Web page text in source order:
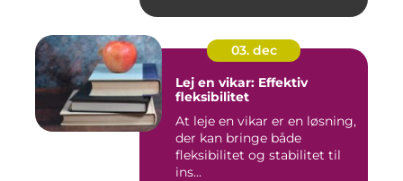
03. dec
Lej en vikar: Effektiv
fleksibilitet
At leje en vikar er en løsning,
der kan bringe både
fleksibilitet og stabilitet til
ins...